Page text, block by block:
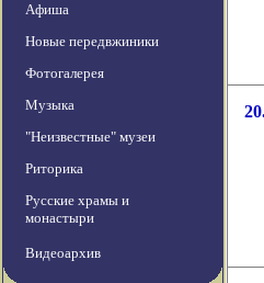
Афиша
Новые передвжиники
Фотогалерея
Музыка
"Неизвестные" музеи
Риторика
Русские храмы и
монастыри
Видеоархив